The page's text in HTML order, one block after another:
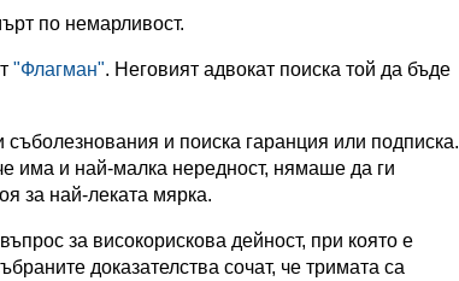
по немарливост.
"Флагман". Неговият адвокат поиска той да бъде
и поиска гаранция или подписка.
има и най-малка нередност, нямаше да ги
за най-леката мярка.
за високорискова дейност, при която е
доказателства сочат, че тримата са